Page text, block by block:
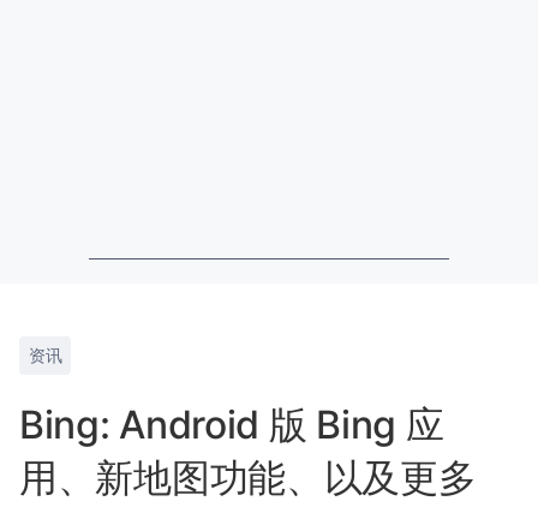
资讯
Bing: Android 版 Bing 应
用、新地图功能、以及更多